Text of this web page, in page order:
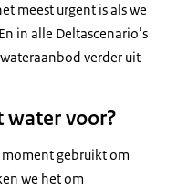
meest urgent is als we
in alle Deltascenario’s
verder uit
water voor?
gebruikt om
we het om